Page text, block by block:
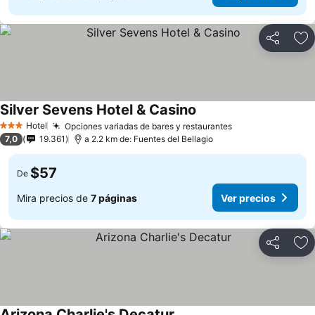
Compartir
3 Estrellas
Hotel Opciones variadas de bares y restaurantes
Silver Sevens Hotel & Casino
7,0 19.361 a 2.2 km de: Fuentes del Bellagio
De $57
Mira precios de 7 páginas Ver precios
Compartir